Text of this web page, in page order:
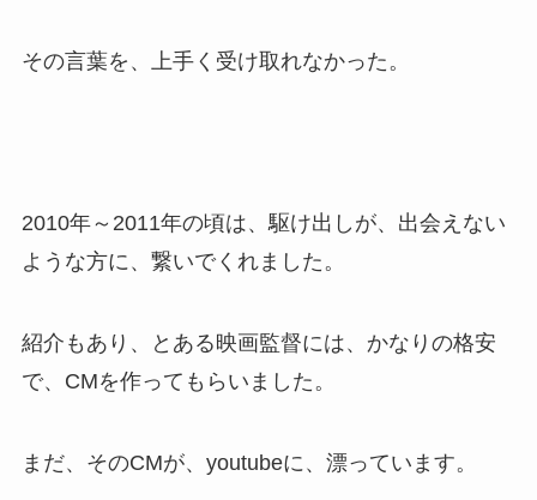
その言葉を、上手く受け取れなかった。
2010年～2011年の頃は、駆け出しが、出会えない
ような方に、繋いでくれました。
紹介もあり、とある映画監督には、かなりの格安
で、CMを作ってもらいました。
まだ、そのCMが、youtubeに、漂っています。